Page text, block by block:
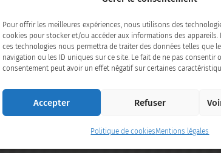
Pour offrir les meilleures expériences, nous utilisons des
cookies pour stocker et/ou accéder aux informations des appareils.
ces technologies nous permettra de traiter des données telles que
navigation ou les ID uniques sur ce site. Le fait de ne pas consentir
consentement peut avoir un effet négatif sur certaines
Accepter Refuser
Politique de cookiesMentions légales